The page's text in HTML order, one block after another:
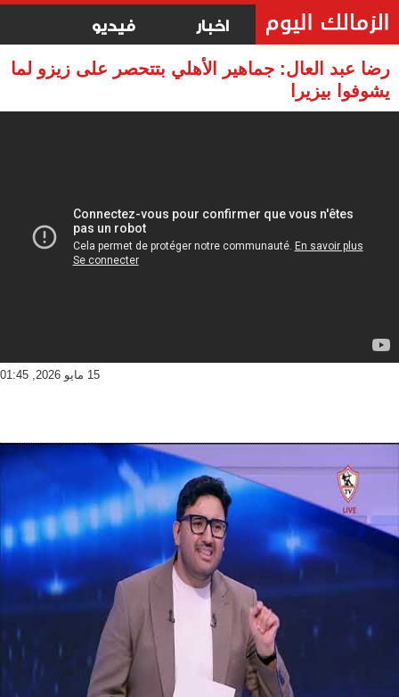
اخبار فيديو
رضا عبد العال: جماهير الأهلي بتتحصر على زيزو لما
يشوفوا بيزيرا
15 مايو 2026, 01:45